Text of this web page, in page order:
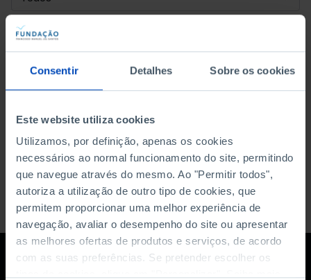
Consentir Detalhes Sobre os cookies
Este website utiliza cookies
Utilizamos, por definição, apenas os cookies
necessários ao normal funcionamento do site, permitindo
que navegue através do mesmo. Ao "Permitir todos",
autoriza a utilização de outro tipo de cookies, que
permitem proporcionar uma melhor experiência de
navegação, avaliar o desempenho do site ou apresentar
as melhores ofertas de produtos e serviços, de acordo
com as suas preferências. Se pretender escolher os
DATA DE INÍCIO
DATA DE FIM